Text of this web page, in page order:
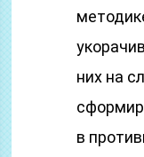
них на
в